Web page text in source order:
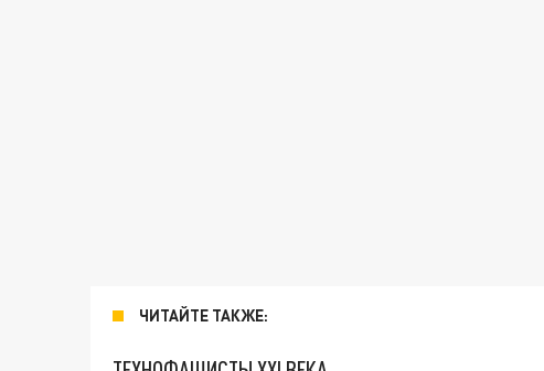
ЧИТАЙТЕ ТАКЖЕ: